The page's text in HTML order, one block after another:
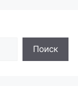
Поиск